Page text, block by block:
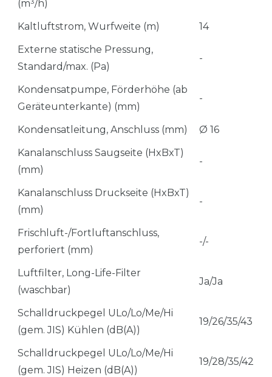
(m³/h)
Kaltluftstrom, Wurfweite (m)
14
Externe statische Pressung,
Standard/max. (Pa)
-
Kondensatpumpe, Förderhöhe (ab
Geräteunterkante) (mm)
-
Kondensatleitung, Anschluss (mm)
Ø 16
Kanalanschluss Saugseite (HxBxT)
(mm)
-
Kanalanschluss Druckseite (HxBxT)
(mm)
-
Frischluft-/Fortluftanschluss,
perforiert (mm)
-/-
Luftfilter, Long-Life-Filter
(waschbar)
Ja/Ja
Schalldruckpegel ULo/Lo/Me/Hi
(gem. JIS) Kühlen (dB(A))
19/26/35/43
Schalldruckpegel ULo/Lo/Me/Hi
(gem. JIS) Heizen (dB(A))
19/28/35/42